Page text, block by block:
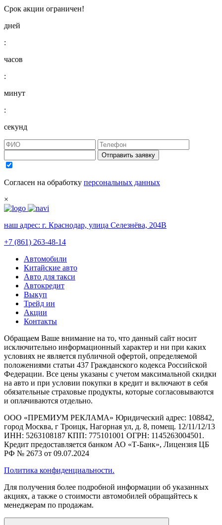
Срок акции ограничен!
дней
:
часов
:
минут
:
секунд
Отправить заявку
Согласен на обработку персональных данных
×
наш адрес: г. Краснодар, улица Селезнёва, 204В
+7 (861) 263-48-14
Автомобили
Китайские авто
Авто для такси
Автокредит
Выкуп
Трейд ин
Акции
Контакты
Обращаем Ваше внимание на то, что данный сайт носит
исключительно информационный характер и ни при каких
условиях не является публичной офертой, определяемой
положениями статьи 437 Гражданского кодекса Российской
Федерации. Все цены указаны с учетом максимальной скидки
на авто и при условии покупки в кредит и включают в себя
обязательные страховые продукты, которые согласовываются
и оплачиваются отдельно.
ООО «ПРЕМИУМ РЕКЛАМА» Юридический адрес: 108842,
город Москва, г Троицк, Нагорная ул, д. 8, помещ. 12/11/12/13
ИНН: 5263108187 КПП: 775101001 ОГРН: 1145263004501.
Кредит предоставляется банком АО «Т-Банк», Лицензия ЦБ
РФ № 2673 от 09.07.2024
Политика конфиденциальности.
Для получения более подробной информации об указанных
акциях, а также о стоимости автомобилей обращайтесь к
менеджерам по продажам.